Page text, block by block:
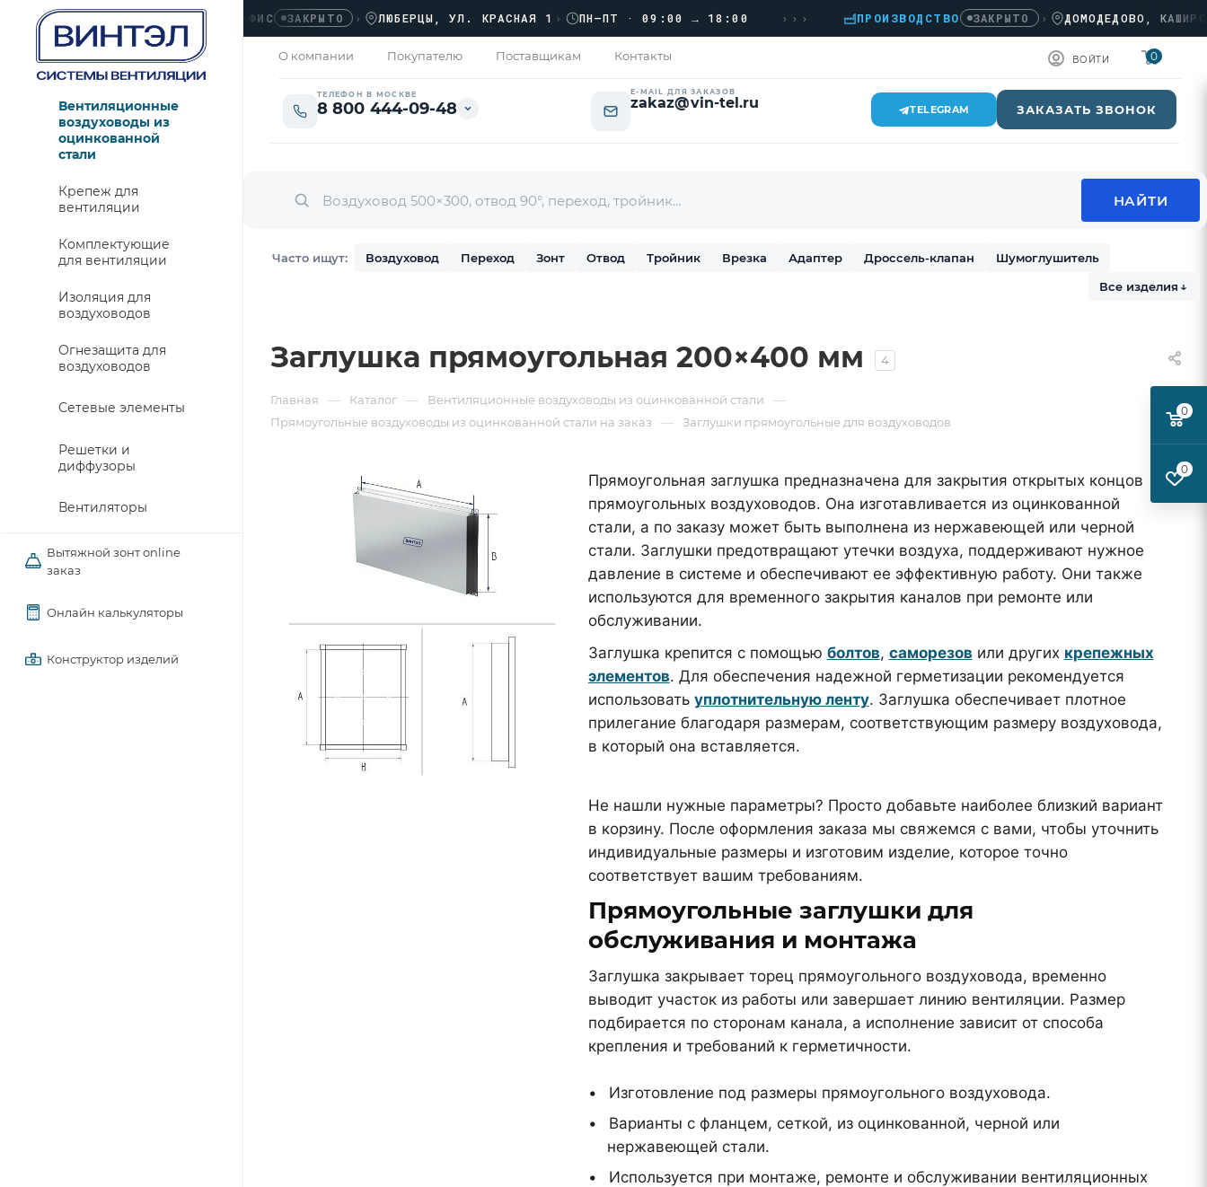
ОФИС ЗАКРЫТО › ЛЮБЕРЦЫ, УЛ. КРАСНАЯ 1› ПН–ПТ · 09:00 → 18:00 ››› ПРОИЗВОДСТВО ЗАКРЫТО › ДОМОДЕДОВО,
О компании Покупателю Поставщикам Контакты ВОЙТИ 0
ТЕЛЕФОН В МОСКВЕ
8 800 444-09-48
E-MAIL ДЛЯ ЗАКАЗОВ
zakaz@vin-tel.ru TELEGRAM ЗАКАЗАТЬ ЗВОНОК
Часто ищут: Воздуховод Переход Зонт Отвод Тройник Врезка Адаптер Дроссель-клапан
Шумоглушитель
Все изделия ↓
Вентиляционные
воздуховоды из
оцинкованной
стали
Крепеж для
вентиляции
Комплектующие
для вентиляции
Изоляция для
воздуховодов
Огнезащита для
воздуховодов
Сетевые элементы
Решетки и
диффузоры
Вентиляторы
Вытяжной зонт online
заказ
Онлайн калькуляторы
Конструктор изделий
Заглушка прямоугольная 200×400 мм 4
Главная — Каталог — Вентиляционные воздуховоды из оцинкованной стали —
Прямоугольные воздуховоды из оцинкованной стали на заказ — Заглушки прямоугольные для воздуховодов
Прямоугольная заглушка предназначена для закрытия открытых концов
прямоугольных воздуховодов. Она изготавливается из оцинкованной
стали, а по заказу может быть выполнена из нержавеющей или черной
стали. Заглушки предотвращают утечки воздуха, поддерживают нужное
давление в системе и обеспечивают ее эффективную работу. Они также
используются для временного закрытия каналов при ремонте или
обслуживании.
Заглушка крепится с помощью болтов, саморезовили других крепежных
элементов. Для обеспечения надежной герметизации рекомендуется
использовать уплотнительную ленту. Заглушка обеспечивает плотное
прилегание благодаря размерам, соответствующим размеру воздуховода,
в который она вставляется.
Не нашли нужные параметры? Просто добавьте наиболее близкий вариант
в корзину. После оформления заказа мы свяжемся с вами, чтобы уточнить
индивидуальные размеры и изготовим изделие, которое точно
соответствует вашим требованиям.
Прямоугольные заглушки для
обслуживания и монтажа
Заглушка закрывает торец прямоугольного воздуховода, временно
выводит участок из работы или завершает линию вентиляции. Размер
подбирается по сторонам канала, а исполнение зависит от способа
крепления и требований к герметичности.
Изготовление под размеры прямоугольного воздуховода.
Варианты с фланцем, сеткой, из оцинкованной, черной или
нержавеющей стали.
Используется при монтаже, ремонте и обслуживании вентиляционных
0
0